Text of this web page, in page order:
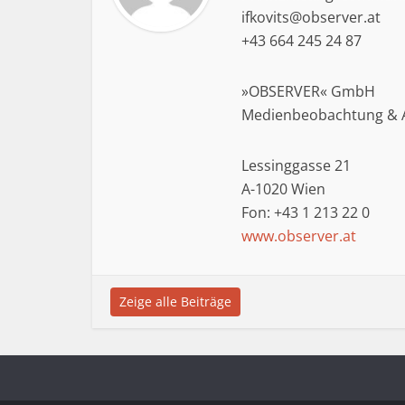
ifkovits@observer.at
+43 664 245 24 87
»OBSERVER« GmbH
Medienbeobachtung &
Lessinggasse 21
A-1020 Wien
Fon: +43 1 213 22 0
www.observer.at
Zeige alle Beiträge